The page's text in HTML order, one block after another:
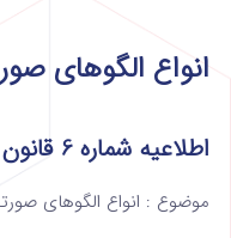
انواع الگوهای
اطلاعیه شماره 6 قانون سامانه مودیان
موضوع : انواع الگوهای